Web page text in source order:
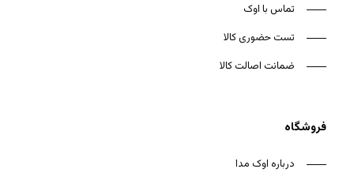
تماس با اوک
تست حضوری کالا
ضمانت اصالت کالا
فروشگاه
درباره اوک مدا